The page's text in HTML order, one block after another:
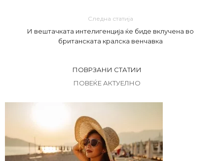
Следна статија
И вештачката интелигенција ќе биде вклучена во
британската кралска венчавка
ПОВРЗАНИ СТАТИИ
ПОВЕЌЕ АКТУЕЛНО